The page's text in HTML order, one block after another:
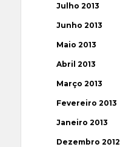
Julho 2013
Junho 2013
Maio 2013
Abril 2013
Março 2013
Fevereiro 2013
Janeiro 2013
Dezembro 2012